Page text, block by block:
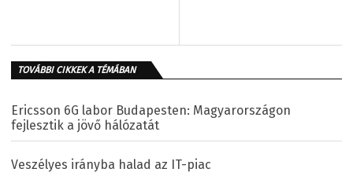
TOVÁBBI CIKKEK A TÉMÁBAN
Ericsson 6G labor Budapesten: Magyarországon
fejlesztik a jövő hálózatát
Veszélyes irányba halad az IT-piac